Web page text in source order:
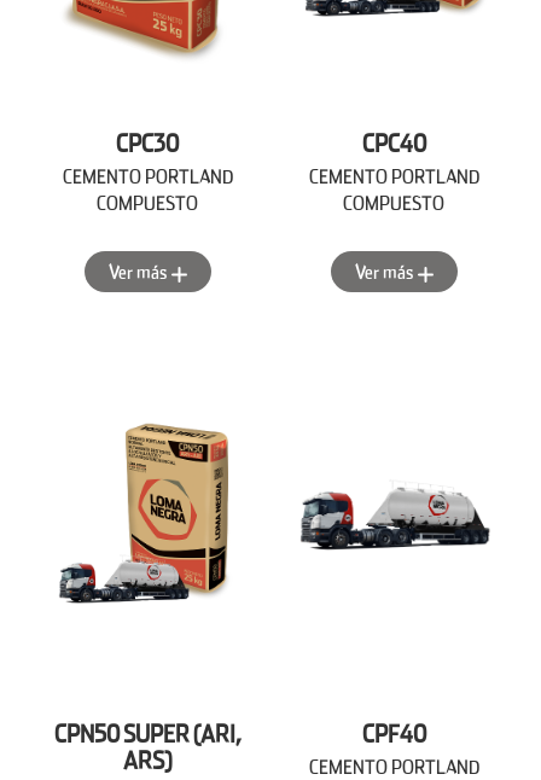
CPC30
CEMENTO PORTLAND
COMPUESTO
Ver más
CPC40
CEMENTO PORTLAND
COMPUESTO
Ver más
CPN50 SUPER (ARI,
ARS)
CPF40
CEMENTO PORTLAND